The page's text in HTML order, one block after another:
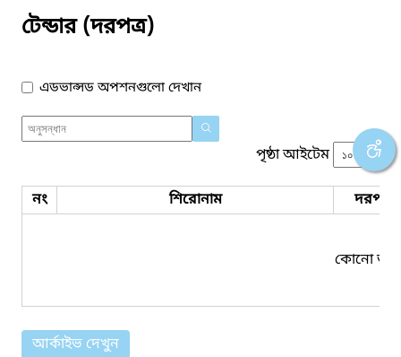
টেন্ডার (দরপত্র)
এডভান্সড অপশনগুলো দেখান
পৃষ্ঠা আইটেম
নং শিরোনাম দরপত্র
কোনো তথ্য
আর্কাইভ দেখুন